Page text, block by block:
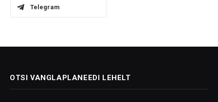
Telegram
OTSI VANGLAPLANEEDI LEHELT